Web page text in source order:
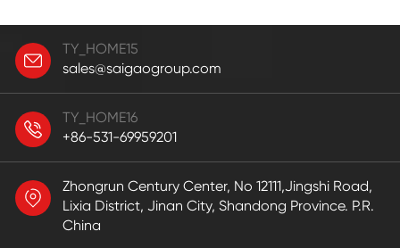
TY_HOME15
sales@saigaogroup.com
TY_HOME16
+86-531-69959201
Zhongrun Century Center, No 12111,Jingshi Road,
Lixia District, Jinan City, Shandong Province. P.R.
China